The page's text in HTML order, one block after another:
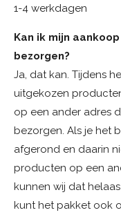
1-4 werkdagen
Kan ik mijn
bezorgen?
Ja, dat kan. Tijdens
uitgekozen
op een ander adres
bezorgen. Als je het
afgerond en daarin
producten op een
kunnen wij dat
kunt het pakket ook